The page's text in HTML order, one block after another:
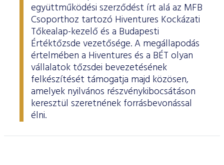
együttműködési szerződést írt alá az MFB
Csoporthoz tartozó Hiventures Kockázati
Tőkealap-kezelő és a Budapesti
Értéktőzsde vezetősége. A megállapodás
értelmében a Hiventures és a BÉT olyan
vállalatok tőzsdei bevezetésének
felkészítését támogatja majd közösen,
amelyek nyilvános részvénykibocsátáson
keresztül szeretnének forrásbevonással
élni.